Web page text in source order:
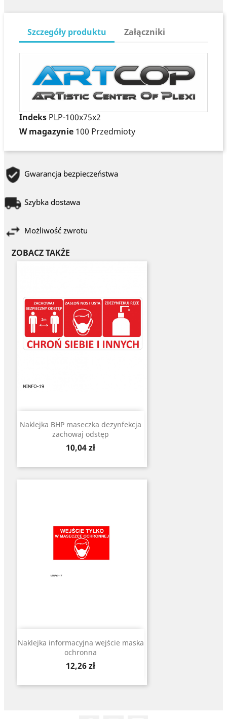
Szczegóły produktu Załączniki
Indeks PLP-100x75x2
W magazynie 100 Przedmioty
Gwarancja bezpieczeństwa
Szybka dostawa
Możliwość zwrotu
ZOBACZ TAKŻE
Naklejka BHP maseczka dezynfekcja
zachowaj odstęp
Cena
10,04 zł
Naklejka informacyjna wejście maska
ochronna
Cena
12,26 zł